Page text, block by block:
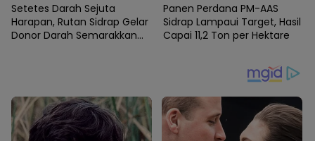
Setetes Darah Sejuta
Harapan, Rutan Sidrap Gelar
Donor Darah Semarakkan
Panen Perdana PM-AAS
Sidrap Lampaui Target, Hasil
Capai 11,2 Ton per Hektare